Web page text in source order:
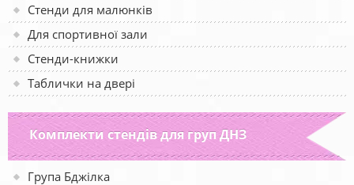
Стенди для малюнків
Для спортивної зали
Стенди-книжки
Таблички на двері
Комплекти стендів для груп ДНЗ
Група Бджілка